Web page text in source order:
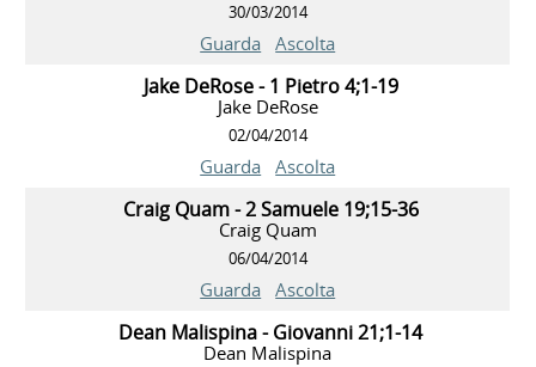
30/03/2014
Guarda Ascolta
Jake DeRose - 1 Pietro 4;1-19
Jake DeRose
02/04/2014
Guarda Ascolta
Craig Quam - 2 Samuele 19;15-36
Craig Quam
06/04/2014
Guarda Ascolta
Dean Malispina - Giovanni 21;1-14
Dean Malispina